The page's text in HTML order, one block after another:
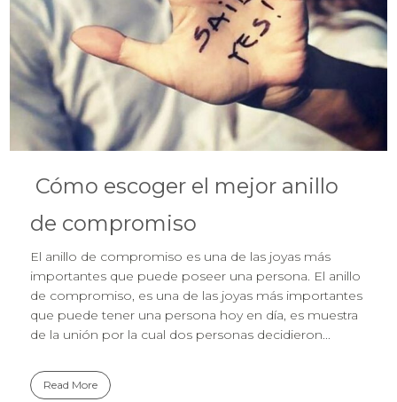
Cómo escoger el mejor anillo
de compromiso
El anillo de compromiso es una de las joyas más
importantes que puede poseer una persona. El anillo
de compromiso, es una de las joyas más importantes
que puede tener una persona hoy en día, es muestra
de la unión por la cual dos personas decidieron...
Read More